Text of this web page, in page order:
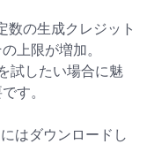
数の生成クレジット
上限が増加。
試したい場合に魅
す。
はダウンロードし